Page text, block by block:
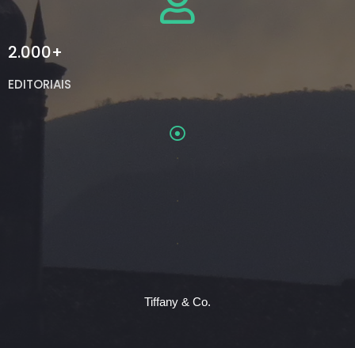
2.000+
EDITORIAIS
.
.
.
Tiffany & Co.